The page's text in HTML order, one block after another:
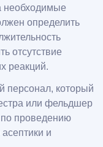
необходимые
определить
отсутствие
реакций.
персонал, который
или фельдшер
проведению
и